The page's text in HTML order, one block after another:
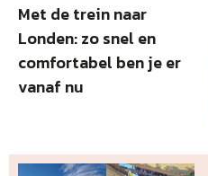
Met de trein naar
Londen: zo snel en
comfortabel ben je er
vanaf nu